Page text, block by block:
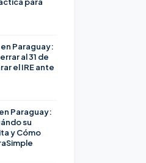
Paraguay:
al 31 de
el IRE ante
Paraguay:
su
y Cómo